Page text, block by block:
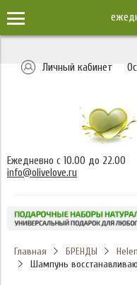
Личный кабинет
Ежедневно с 10.00 до 22.00
info@olivelove.ru
Главная БРЕНДЫ
Шампунь